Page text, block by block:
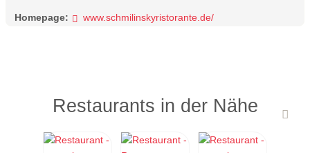
Homepage: www.schmilinskyristorante.de/
Restaurants in der Nähe